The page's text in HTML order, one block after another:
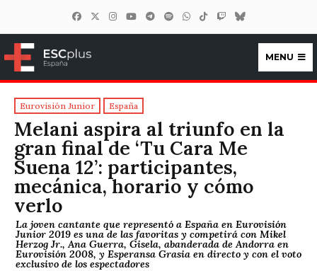
ESCplus España
MENU
Eurovisión Junior España
Melani aspira al triunfo en la
gran final de ‘Tu Cara Me
Suena 12’: participantes,
mecánica, horario y cómo
verlo
La joven cantante que representó a España en Eurovisión
Junior 2019 es una de las favoritas y competirá con Mikel
Herzog Jr., Ana Guerra, Gisela, abanderada de Andorra en
Eurovisión 2008, y Esperansa Grasia en directo y con el voto
exclusivo de los espectadores